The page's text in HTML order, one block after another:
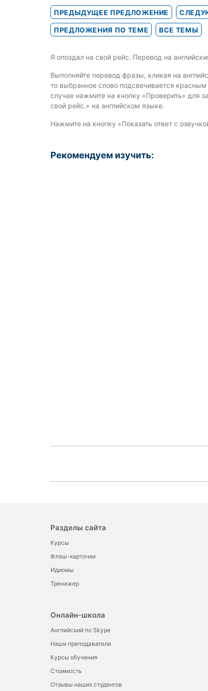
ПРЕДЫДУЩЕЕ ПРЕДЛОЖЕНИЕ
ПРЕДЛОЖЕНИЯ ПО ТЕМЕ ВСЕ ТЕМЫ
Я опоздал на свой рейс. Перевод на
Выполняйте перевод фразы, кликая на
то выбранное слово подсвечивается
случае нажмите на кнопку «Проверить» для
свой рейс.» на английском языке.
Нажмите на кнопку «Показать ответ с
Рекомендуем изучить:
Разделы сайта
Курсы
Флэш-карточки
Идиомы
Тренажер
Онлайн-школа
Английский по Skype
Наши преподаватели
Курсы обучения
Стоимость
Отзывы наших студентов